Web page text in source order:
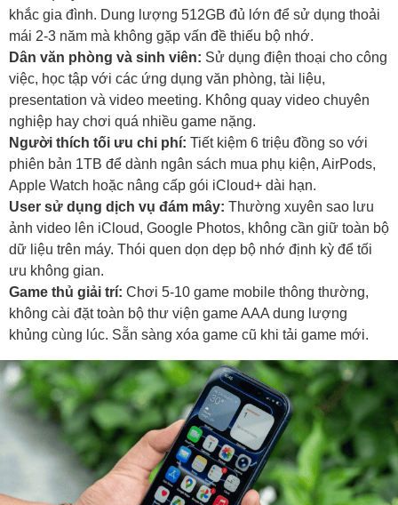
khắc gia đình. Dung lượng 512GB đủ lớn để sử dụng thoải
mái 2-3 năm mà không gặp vấn đề thiếu bộ nhớ.
Dân văn phòng và sinh viên: Sử dụng điện thoại cho công
việc, học tập với các ứng dụng văn phòng, tài liệu,
presentation và video meeting. Không quay video chuyên
nghiệp hay chơi quá nhiều game nặng.
Người thích tối ưu chi phí: Tiết kiệm 6 triệu đồng so với
phiên bản 1TB để dành ngân sách mua phụ kiện, AirPods,
Apple Watch hoặc nâng cấp gói iCloud+ dài hạn.
User sử dụng dịch vụ đám mây: Thường xuyên sao lưu
ảnh video lên iCloud, Google Photos, không cần giữ toàn bộ
dữ liệu trên máy. Thói quen dọn dẹp bộ nhớ định kỳ để tối
ưu không gian.
Game thủ giải trí: Chơi 5-10 game mobile thông thường,
không cài đặt toàn bộ thư viện game AAA dung lượng
khủng cùng lúc. Sẵn sàng xóa game cũ khi tải game mới.